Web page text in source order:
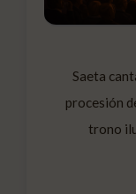
Saeta
procesión
trono